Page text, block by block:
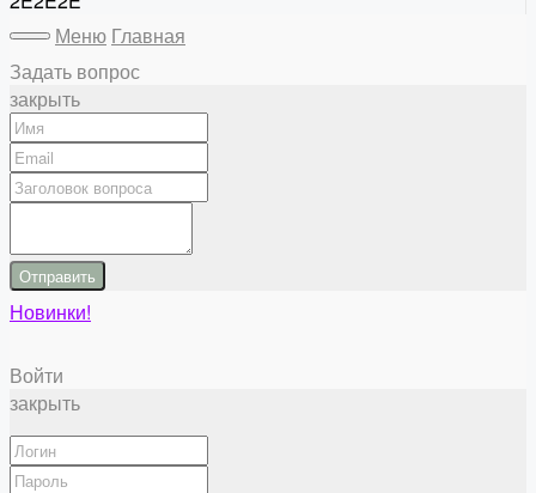
Меню Главная
Задать вопрос
закрыть
Отправить
Новинки!
Войти
закрыть